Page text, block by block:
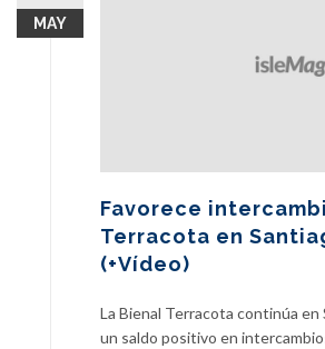
MAY
Favorece
Terracota en
(+Vídeo)
La Bienal Terracota continúa en
un saldo positivo en